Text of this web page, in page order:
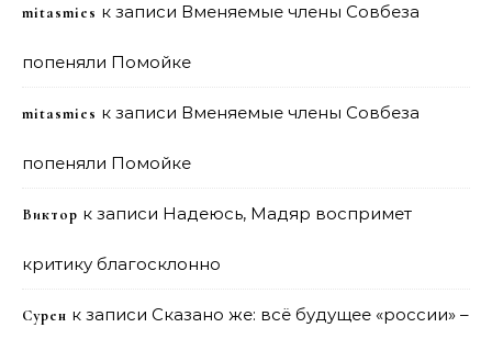
mitasmies к записи Вменяемые члены Совбеза
попеняли Помойке
mitasmies к записи Вменяемые члены Совбеза
попеняли Помойке
Виктор к записи Надеюсь, Мадяр воспримет
критику благосклонно
Сурен к записи Сказано же: всё будущее «россии» –